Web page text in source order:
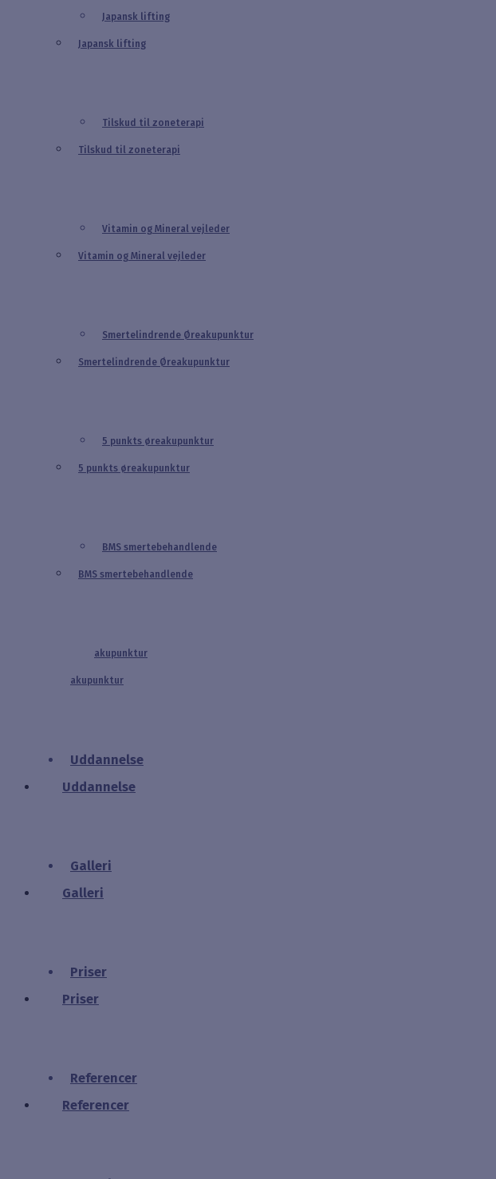
Japansk lifting
Tilskud til zoneterapi
Vitamin og Mineral vejleder
Smertelindrende Øreakupunktur
5 punkts øreakupunktur
BMS smertebehandlende
akupunktur
Uddannelse
Galleri
Priser
Referencer
Japansk lifting
Tilskud til zoneterapi
Vitamin og Mineral vejleder
Smertelindrende Øreakupunktur
5 punkts øreakupunktur
BMS smertebehandlende
akupunktur
Uddannelse
Galleri
Priser
Referencer